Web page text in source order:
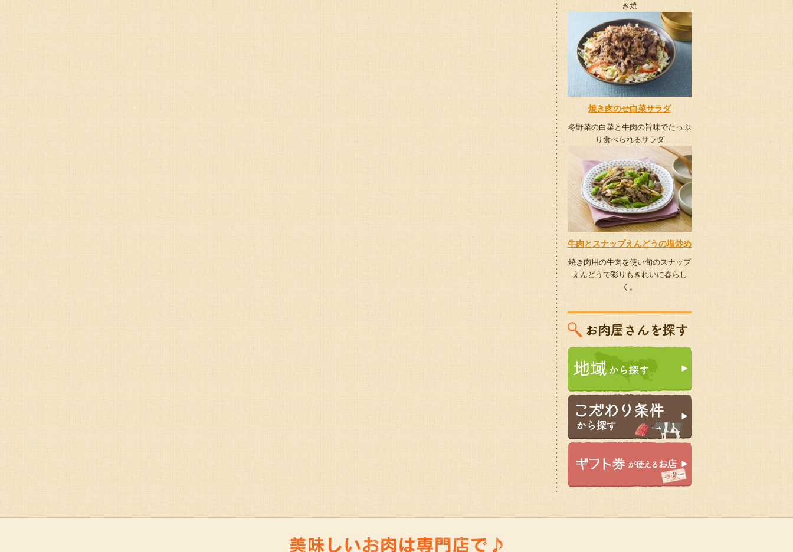
き焼
焼き肉のせ白菜サラダ
冬野菜の白菜と牛肉の旨味でたっぷ
り食べられるサラダ
牛肉とスナップえんどうの塩炒め
焼き肉用の牛肉を使い旬のスナップ
えんどうで彩りもきれいに春らし
く。